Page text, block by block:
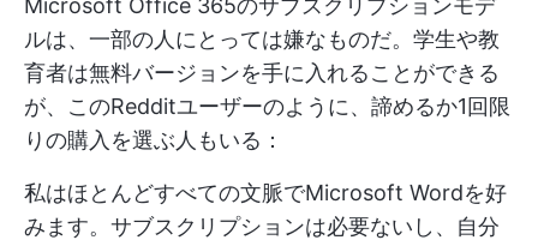
Microsoft Office 365のサブスクリプションモデ
ルは、一部の人にとっては嫌なものだ。学生や教
育者は無料バージョンを手に入れることができる
が、このRedditユーザーのように、諦めるか1回限
りの購入を選ぶ人もいる：
私はほとんどすべての文脈でMicrosoft Wordを好
みます。サブスクリプションは必要ないし、自分